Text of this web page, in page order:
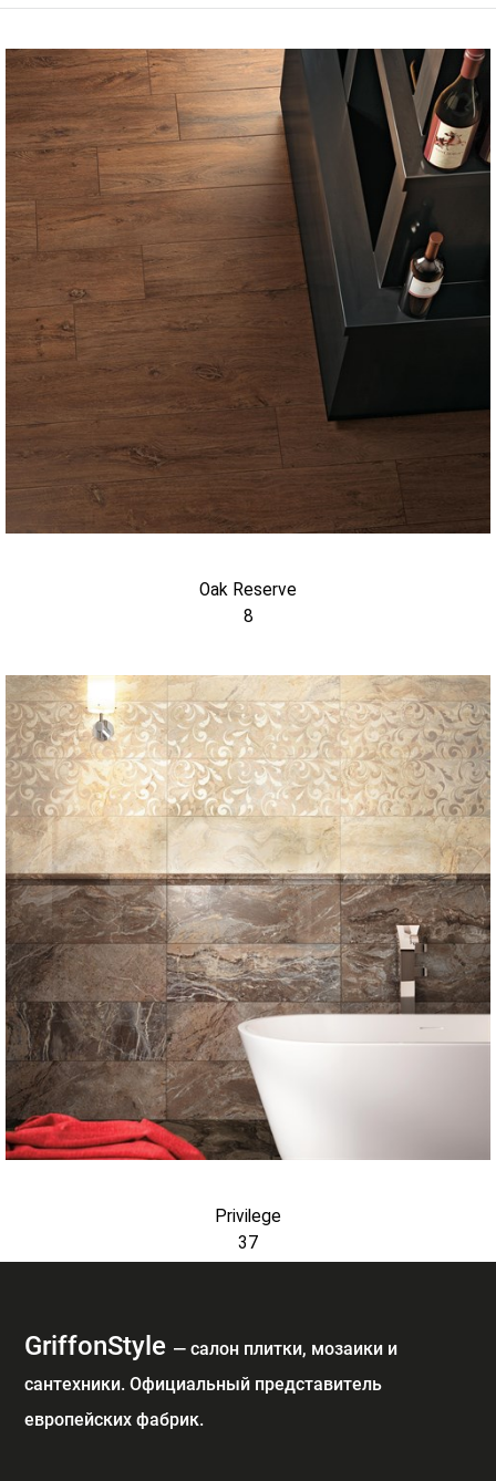
Oak Reserve
8
Privilege
37
GriffonStyle — cалон плитки, мозаики и
сантехники. Официальный представитель
европейских фабрик.